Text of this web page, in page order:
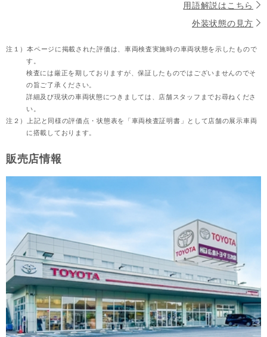
用語解説はこちら
外装状態の見方
注１）本ページに掲載された評価は、車両検査実施時の車両状態を示したもので
す。
検査には厳正を期しておりますが、保証したものではございませんのでそ
の旨ご了承ください。
詳細及び現状の車両状態につきましては、店舗スタッフまでお尋ねくださ
い。
注２）
上記と同様の評価点・状態表を「車両検査証明書」として店舗の展示車両
に搭載しております。
販売店情報